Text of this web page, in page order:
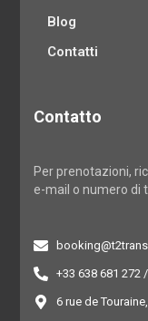
Blog
Contatti
Contatto
Per prenotazioni,
e-mail o numero di
+33 638 681 272
6 rue de